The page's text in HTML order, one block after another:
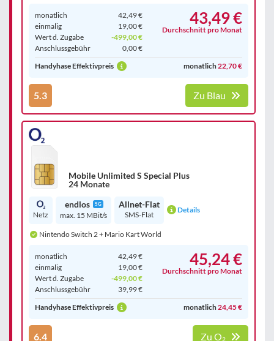
monatlich
42,49 €
einmalig
19,00 €
Wert d. Zugabe
-499,00 €
Anschluss­gebühr
0,00 €
43,49 €
Durchschnitt pro Monat
Handyhase Effektivpreis monatlich22,70 €
5.3 Zu Blau
Mobile Unlimited S Special Plus
24 Monate
Netz
endlos 5G
max. 15 MBit/s
Allnet-Flat
SMS-Flat Details
Nintendo Switch 2 + Mario Kart World
monatlich
42,49 €
einmalig
19,00 €
Wert d. Zugabe
-499,00 €
Anschluss­gebühr
39,99 €
45,24 €
Durchschnitt pro Monat
Handyhase Effektivpreis monatlich 24,45 €
6.4 Zu O₂